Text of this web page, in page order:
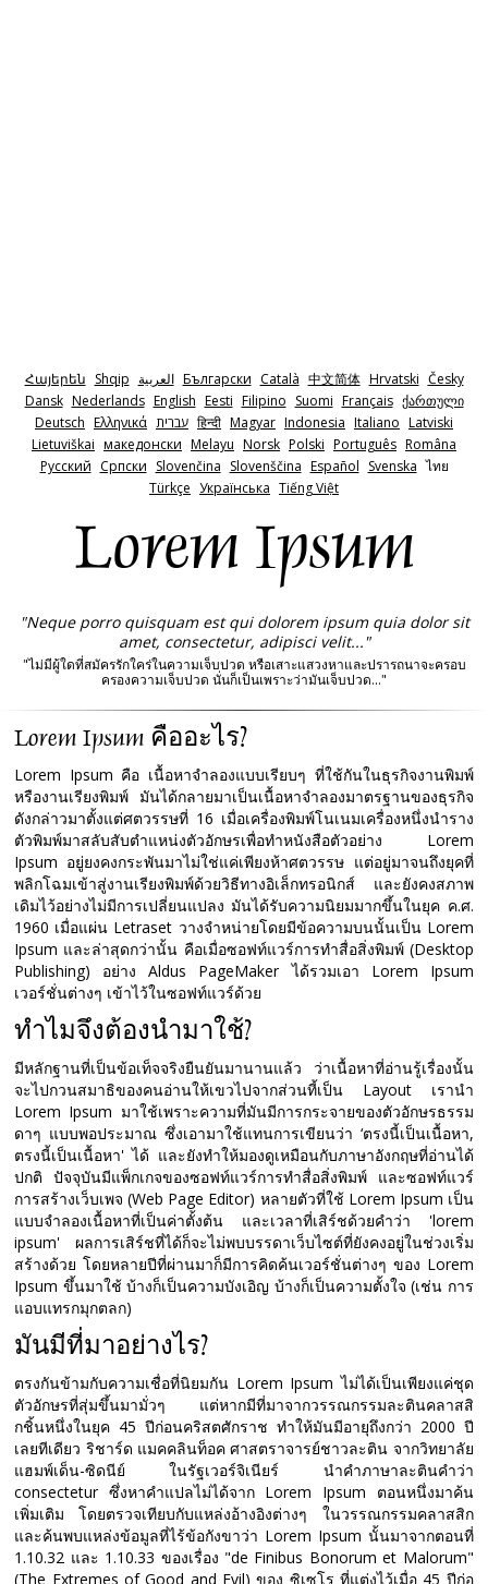
Հայերեն Shqip ‫العربية Български Català 中文简体 Hrvatski Česky
Dansk Nederlands English Eesti Filipino Suomi Français ქართული
Deutsch Ελληνικά ‫עברית हिन्दी Magyar Indonesia Italiano Latviski
Lietuviškai македонски Melayu Norsk Polski Português Româna
Pyccкий Српски Slovenčina Slovenščina Español Svenska ไทย
Türkçe Українська Tiếng Việt
Lorem Ipsum
"Neque porro quisquam est qui dolorem ipsum quia dolor sit
amet, consectetur, adipisci velit..."
"ไม่มีผู้ใดที่สมัครรักใคร่ในความเจ็บปวด หรือเสาะแสวงหาและปรารถนาจะครอบ
ครองความเจ็บปวด นั่นก็เป็นเพราะว่ามันเจ็บปวด..."
Lorem Ipsum คืออะไร?
Lorem Ipsum คือ เนื้อหาจำลองแบบเรียบๆ ที่ใช้กันในธุรกิจงานพิมพ์
หรืองานเรียงพิมพ์ มันได้กลายมาเป็นเนื้อหาจำลองมาตรฐานของธุรกิจ
ดังกล่าวมาตั้งแต่ศตวรรษที่ 16 เมื่อเครื่องพิมพ์โนเนมเครื่องหนึ่งนำราง
ตัวพิมพ์มาสลับสับตำแหน่งตัวอักษรเพื่อทำหนังสือตัวอย่าง Lorem
Ipsum อยู่ยงคงกระพันมาไม่ใช่แค่เพียงห้าศตวรรษ แต่อยู่มาจนถึงยุคที่
พลิกโฉมเข้าสู่งานเรียงพิมพ์ด้วยวิธีทางอิเล็กทรอนิกส์ และยังคงสภาพ
เดิมไว้อย่างไม่มีการเปลี่ยนแปลง มันได้รับความนิยมมากขึ้นในยุค ค.ศ.
1960 เมื่อแผ่น Letraset วางจำหน่ายโดยมีข้อความบนนั้นเป็น Lorem
Ipsum และล่าสุดกว่านั้น คือเมื่อซอฟท์แวร์การทำสื่อสิ่งพิมพ์ (Desktop
Publishing) อย่าง Aldus PageMaker ได้รวมเอา Lorem Ipsum
เวอร์ชั่นต่างๆ เข้าไว้ในซอฟท์แวร์ด้วย
ทำไมจึงต้องนำมาใช้?
มีหลักฐานที่เป็นข้อเท็จจริงยืนยันมานานแล้ว ว่าเนื้อหาที่อ่านรู้เรื่องนั้น
จะไปกวนสมาธิของคนอ่านให้เขวไปจากส่วนที้เป็น Layout เรานำ
Lorem Ipsum มาใช้เพราะความที่มันมีการกระจายของตัวอักษรธรรม
ดาๆ แบบพอประมาณ ซึ่งเอามาใช้แทนการเขียนว่า ‘ตรงนี้เป็นเนื้อหา,
ตรงนี้เป็นเนื้อหา' ได้ และยังทำให้มองดูเหมือนกับภาษาอังกฤษที่อ่านได้
ปกติ ปัจจุบันมีแพ็กเกจของซอฟท์แวร์การทำสื่อสิ่งพิมพ์ และซอฟท์แวร์
การสร้างเว็บเพจ (Web Page Editor) หลายตัวที่ใช้ Lorem Ipsum เป็น
แบบจำลองเนื้อหาที่เป็นค่าตั้งต้น และเวลาที่เสิร์ชด้วยคำว่า 'lorem
ipsum' ผลการเสิร์ชที่ได้ก็จะไม่พบบรรดาเว็บไซต์ที่ยังคงอยู่ในช่วงเริ่ม
สร้างด้วย โดยหลายปีที่ผ่านมาก็มีการคิดค้นเวอร์ชั่นต่างๆ ของ Lorem
Ipsum ขึ้นมาใช้ บ้างก็เป็นความบังเอิญ บ้างก็เป็นความตั้งใจ (เช่น การ
แอบแทรกมุกตลก)
มันมีที่มาอย่างไร?
ตรงกันข้ามกับความเชื่อที่นิยมกัน Lorem Ipsum ไม่ได้เป็นเพียงแค่ชุด
ตัวอักษรที่สุ่มขึ้นมามั่วๆ แต่หากมีที่มาจากวรรณกรรมละตินคลาสสิ
กชิ้นหนึ่งในยุค 45 ปีก่อนคริสตศักราช ทำให้มันมีอายุถึงกว่า 2000 ปี
เลยทีเดียว ริชาร์ด แมคคลินท็อค ศาสตราจารย์ชาวละติน จากวิทยาลัย
แฮมพ์เด็น-ซิดนีย์ ในรัฐเวอร์จิเนียร์ นำคำภาษาละตินคำว่า
consectetur ซึ่งหาคำแปลไม่ได้จาก Lorem Ipsum ตอนหนึ่งมาค้น
เพิ่มเติม โดยตรวจเทียบกับแหล่งอ้างอิงต่างๆ ในวรรณกรรมคลาสสิก
และค้นพบแหล่งข้อมูลที่ไร้ข้อกังขาว่า Lorem Ipsum นั้นมาจากตอนที่
1.10.32 และ 1.10.33 ของเรื่อง "de Finibus Bonorum et Malorum"
(The Extremes of Good and Evil) ของ ซิเซโร ที่แต่งไว้เมื่อ 45 ปีก่อ